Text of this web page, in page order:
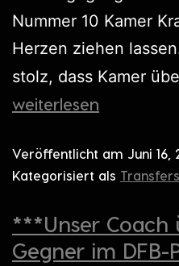
Nummer 10 Kamer
Herzen ziehen
stolz, dass Kamer
weiterlesen
Veröffentlicht am Juni 16,
Kategorisiert als Transfers
***Unser Coach
Gegner im DFB-